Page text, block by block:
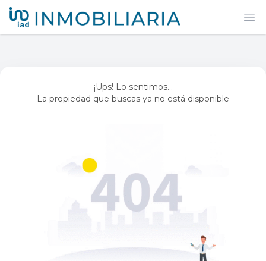
iad México
¡Ups! Lo sentimos...
La propiedad que buscas ya no está disponible